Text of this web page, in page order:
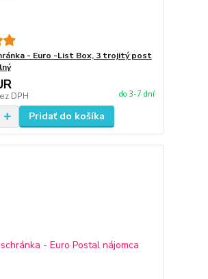
- Euro -List Box, 3 trojitý post
DPH do 3-7 dní
Pridať do košíka